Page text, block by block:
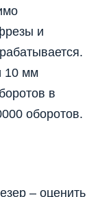
и
10 мм
в
оборотов.
– оценить